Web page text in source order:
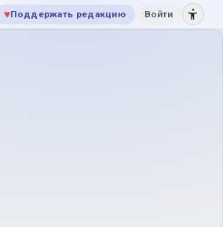
♥Поддержать редакцию Войти